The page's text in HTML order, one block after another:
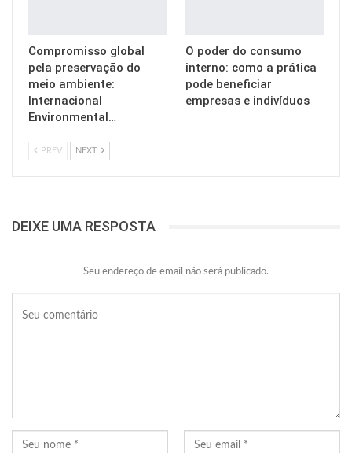
Compromisso global
pela preservação do
meio ambiente:
Internacional
Environmental…
O poder do consumo
interno: como a prática
pode beneficiar
empresas e indivíduos
PREV NEXT
DEIXE UMA RESPOSTA
Seu endereço de email não será publicado.